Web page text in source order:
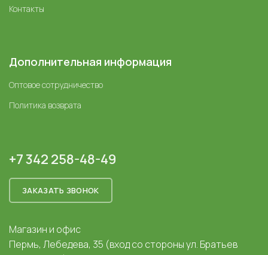
Контакты
Дополнительная информация
Оптовое сотрудничество
Политика возврата
+7 342 258-48-49
ЗАКАЗАТЬ ЗВОНОК
Магазин и офис
Пермь, Лебедева, 35 (вход со стороны ул. Братьев